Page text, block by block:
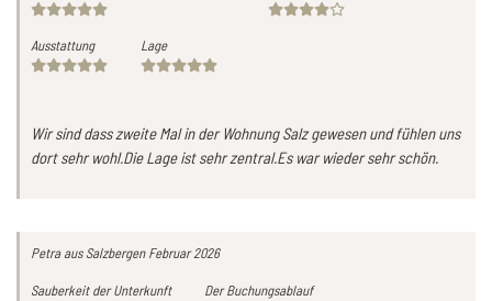
Ausstattung Lage
Wir sind dass zweite Mal in der Wohnung Salz gewesen und fühlen uns
dort sehr wohl.Die Lage ist sehr zentral.Es war wieder sehr schön.
Petraaus Salzbergen Februar 2026
Sauberkeit der Unterkunft Der Buchungsablauf